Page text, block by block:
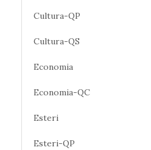
Cultura-QP
Cultura-QS
Economia
Economia-QC
Esteri
Esteri-QP